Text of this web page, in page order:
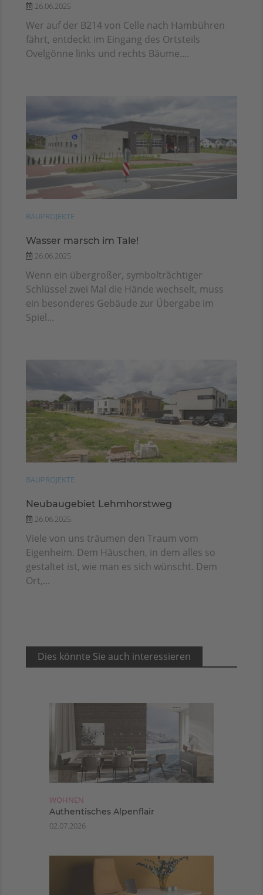
26.06.2025
Wer auf der B214 von Celle nach Hambühren
fährt, entdeckt im Eingang des Ortsteils
Ovelgönne links und rechts Bäume....
BAUPROJEKTE
Wasser marsch im Tale!
26.06.2025
Wenn ein übergroßer, symbolträchtiger
Schlüssel zwei Mal die Hände wechselt, muss
ein besonderes Gebäude zur Übergabe im
Spiel...
BAUPROJEKTE
Neubaugebiet Lehmhorstweg
26.06.2025
Viele von uns träumen den Traum vom
Eigenheim. Dem Häuschen, in dem alles so
gestaltet ist, wie man es sich wünscht. Dem
Ort,...
Dies könnte Sie auch interessieren
WOHNEN
Authentisches Alpenflair
02.07.2026